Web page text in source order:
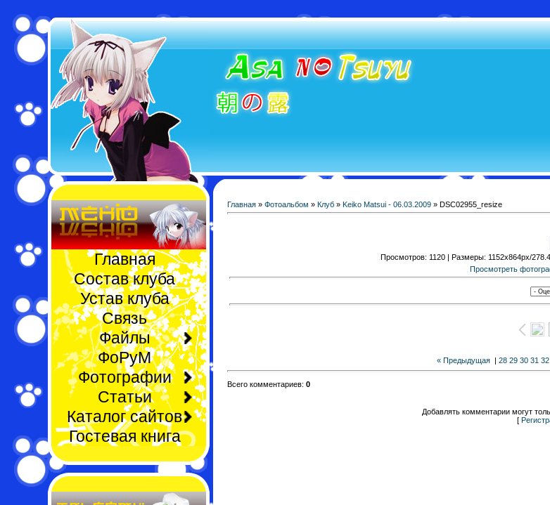
Главная
Состав клуба
Устав клуба
Связь
Файлы
ФоРуМ
Фотографии
Статьи
Каталог сайтов
Гостевая книга
Главная» Фотоальбом » Клуб» Keiko Matsui - 06.03.2009» DSC02955_resize
Просмотров: 1120 | Размеры: 1152x864px/
Просмотреть
« Предыдущая| 28 29 30 31 32
Всего комментариев: 0
Добавлять комментарии могут
[